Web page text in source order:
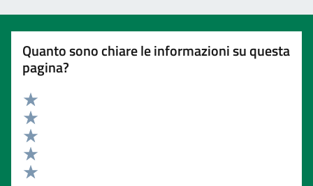
Quanto sono chiare le informazioni su questa
pagina?
Valuta 5 stelle su 5
Valuta 4 stelle su 5
Valuta 3 stelle su 5
Valuta 2 stelle su 5